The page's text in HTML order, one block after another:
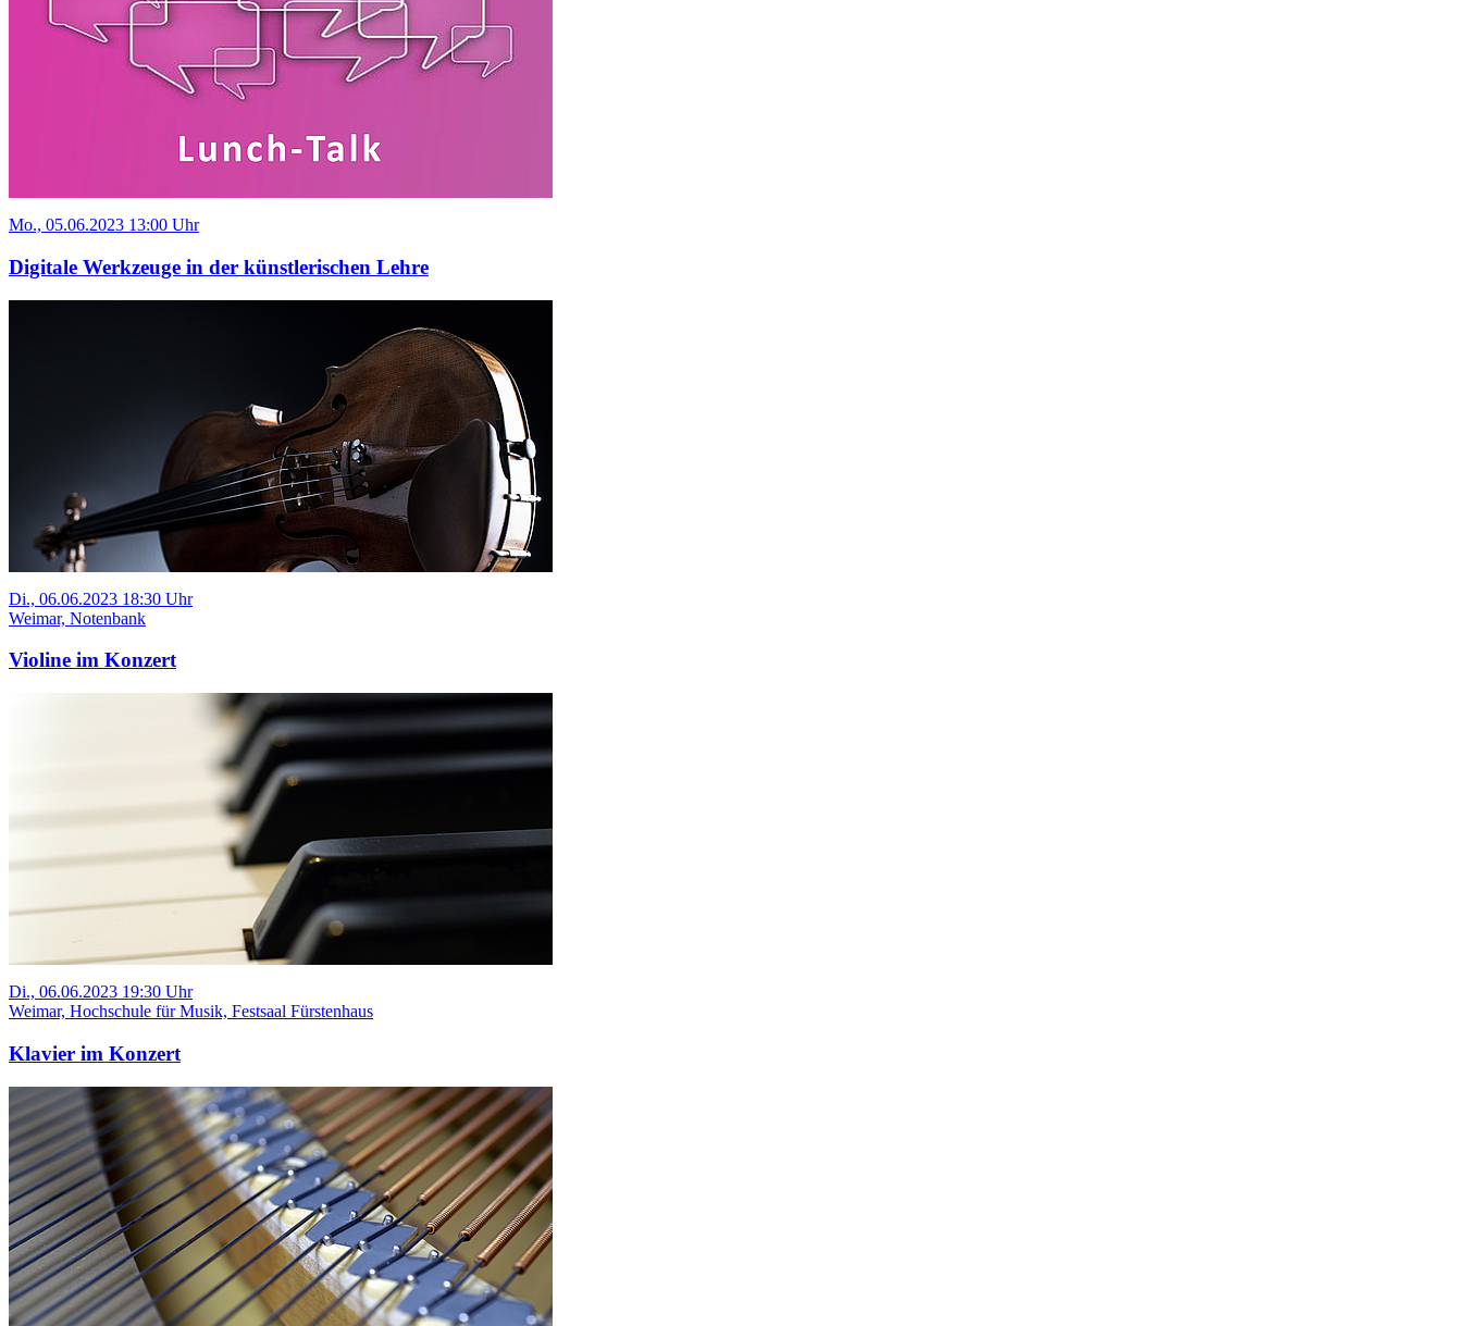
Mo., 05.06.2023 13:00 Uhr
Digitale Werkzeuge in der künstlerischen Lehre
Di., 06.06.2023 18:30 Uhr
Weimar, Notenbank
Violine im Konzert
Di., 06.06.2023 19:30 Uhr
Weimar, Hochschule für Musik, Festsaal Fürstenhaus
Klavier im Konzert